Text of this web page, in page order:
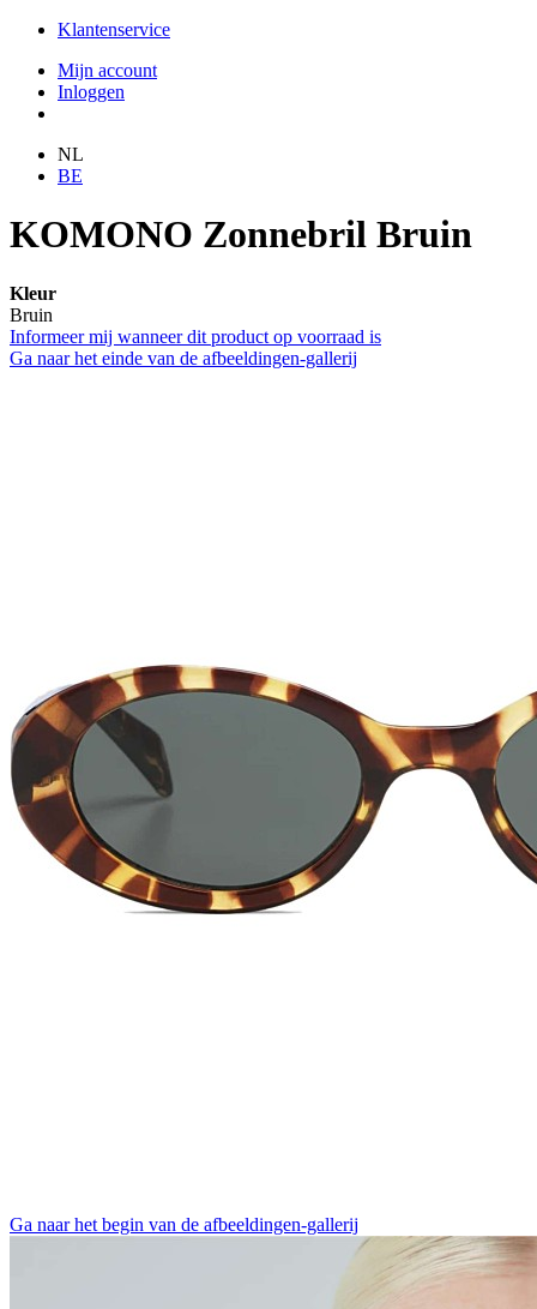
Klantenservice
Mijn account
Inloggen
NL
BE
KOMONO Zonnebril Bruin
Kleur
Bruin
Informeer mij wanneer dit product op voorraad is
Ga naar het einde van de afbeeldingen-gallerij
Ga naar het begin van de afbeeldingen-gallerij